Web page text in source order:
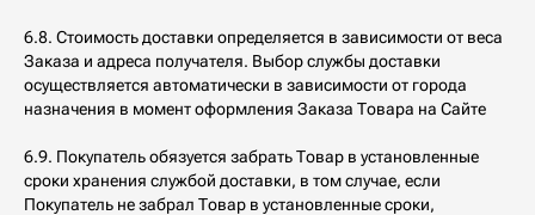
6.8. Стоимость доставки определяется в зависимости от веса
Заказа и адреса получателя. Выбор службы доставки
осуществляется автоматически в зависимости от города
назначения в момент оформления Заказа Товара на Сайте
6.9. Покупатель обязуется забрать Товар в установленные
сроки хранения службой доставки, в том случае, если
Покупатель не забрал Товар в установленные сроки,